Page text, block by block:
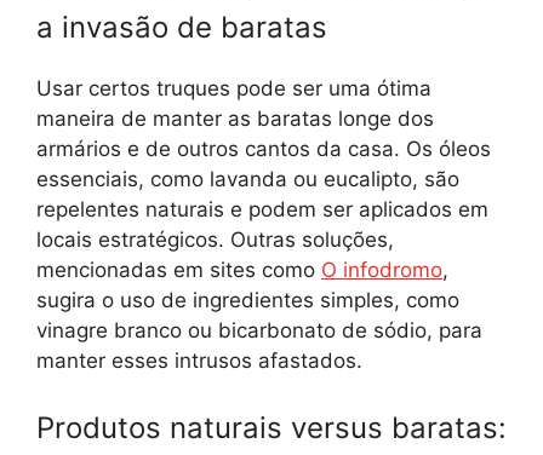
a invasão de baratas
Usar certos truques pode ser uma ótima
maneira de manter as baratas longe dos
armários e de outros cantos da casa. Os óleos
essenciais, como lavanda ou eucalipto, são
repelentes naturais e podem ser aplicados em
locais estratégicos. Outras soluções,
mencionadas em sites como O infodromo,
sugira o uso de ingredientes simples, como
vinagre branco ou bicarbonato de sódio, para
manter esses intrusos afastados.
Produtos naturais versus baratas: